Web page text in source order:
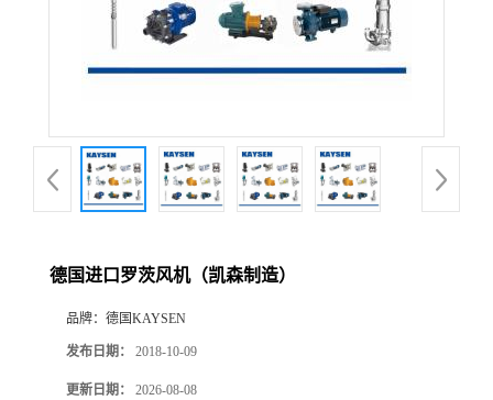
德国进口罗茨风机（凯森制造）
品牌： 德国KAYSEN
发布日期： 2018-10-09
更新日期： 2026-08-08